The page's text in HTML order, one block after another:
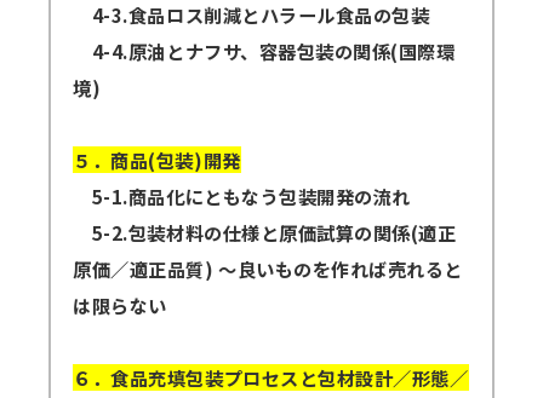
4-3.食品ロス削減とハラール食品の包装
4-4.原油とナフサ、容器包装の関係(国際環
境)
５．商品(包装)開発
5-1.商品化にともなう包装開発の流れ
5-2.包装材料の仕様と原価試算の関係(適正
原価／適正品質) ～良いものを作れば売れると
は限らない
６．食品充填包装プロセスと包材設計／形態／